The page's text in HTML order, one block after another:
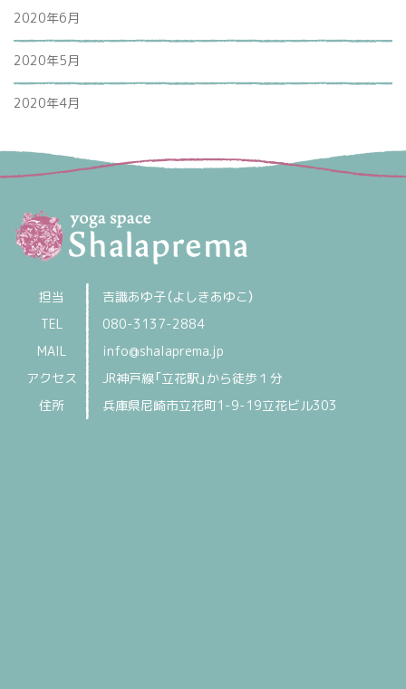
2020年6月
2020年5月
2020年4月
担当
吉識あゆ子（よしきあゆこ）
TEL
080-3137-2884
MAIL
info@shalaprema.jp
アクセス
JR神戸線「立花駅」から徒歩１分
住所
兵庫県尼崎市立花町1-9-19立花ビル303